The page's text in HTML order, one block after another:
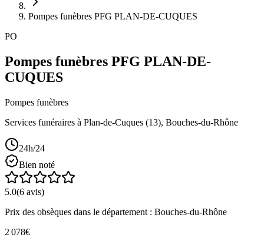
Pompes funèbres PFG PLAN-DE-CUQUES
PO
Pompes funèbres PFG PLAN-DE-
CUQUES
Pompes funèbres
Services funéraires à Plan-de-Cuques (13), Bouches-du-Rhône
24h/24
Bien noté
5.0(6 avis)
Prix des obsèques dans le département : Bouches-du-Rhône
2 078€